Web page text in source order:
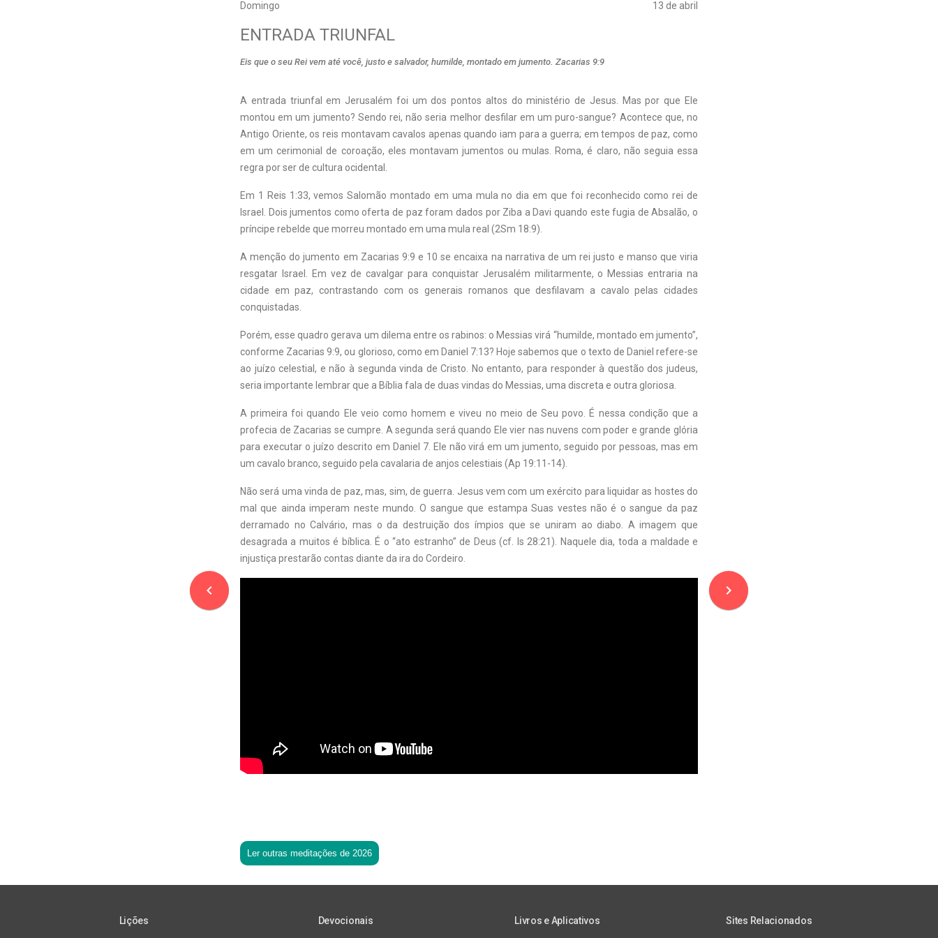
Domingo 13 de abril
navigate_before
ENTRADA TRIUNFAL
Eis que o seu Rei vem até você, justo e salvador, humilde, montado em jumento. Zacarias 9:9
A entrada triunfal em Jerusalém foi um dos pontos altos do ministério de Jesus. Mas por que Ele
montou em um jumento? Sendo rei, não seria melhor desfilar em um puro-sangue? Acontece que, no
Antigo Oriente, os reis montavam cavalos apenas quando iam para a guerra; em tempos de paz, como
em um cerimonial de coroação, eles montavam jumentos ou mulas. Roma, é claro, não seguia essa
regra por ser de cultura ocidental.
Em 1 Reis 1:33, vemos Salomão montado em uma mula no dia em que foi reconhecido como rei de
Israel. Dois jumentos como oferta de paz foram dados por Ziba a Davi quando este fugia de Absalão, o
príncipe rebelde que morreu montado em uma mula real (2Sm 18:9).
A menção do jumento em Zacarias 9:9 e 10 se encaixa na narrativa de um rei justo e manso que viria
resgatar Israel. Em vez de cavalgar para conquistar Jerusalém militarmente, o Messias entraria na
cidade em paz, contrastando com os generais romanos que desfilavam a cavalo pelas cidades
conquistadas.
Porém, esse quadro gerava um dilema entre os rabinos: o Messias virá “humilde, montado em jumento”,
conforme Zacarias 9:9, ou glorioso, como em Daniel 7:13? Hoje sabemos que o texto de Daniel refere-se
ao juízo celestial, e não à segunda vinda de Cristo. No entanto, para responder à questão dos judeus,
seria importante lembrar que a Bíblia fala de duas vindas do Messias, uma discreta e outra gloriosa.
A primeira foi quando Ele veio como homem e viveu no meio de Seu povo. É nessa condição que a
profecia de Zacarias se cumpre. A segunda será quando Ele vier nas nuvens com poder e grande glória
para executar o juízo descrito em Daniel 7. Ele não virá em um jumento, seguido por pessoas, mas em
um cavalo branco, seguido pela cavalaria de anjos celestiais (Ap 19:11-14).
Não será uma vinda de paz, mas, sim, de guerra. Jesus vem com um exército para liquidar as hostes do
mal que ainda imperam neste mundo. O sangue que estampa Suas vestes não é o sangue da paz
derramado no Calvário, mas o da destruição dos ímpios que se uniram ao diabo. A imagem que
desagrada a muitos é bíblica. É o “ato estranho” de Deus (cf. Is 28:21). Naquele dia, toda a maldade e
injustiça prestarão contas diante da ira do Cordeiro.
Ler outras meditações de 2026
navigate_next
Lições Devocionais Livros e Aplicativos Sites Relacionados